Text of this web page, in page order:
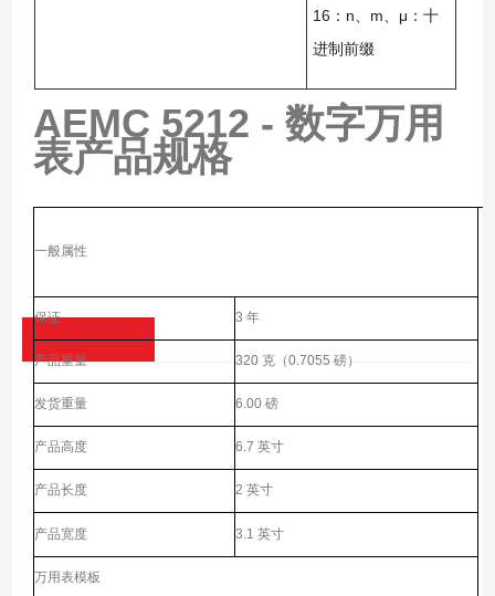
16：n、m、μ：十
进制前缀
AEMC 5212 - 数字万用
表产品规格
一般属性
保证 3 年
产品重量 320 克（0.7055 磅）
发货重量 6.00 磅
产品高度 6.7 英寸
产品长度 2 英寸
产品宽度 3.1 英寸
万用表模板